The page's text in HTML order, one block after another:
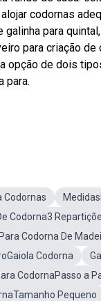
codornas
para
para criação
opção de dois
para.
Codornas
Codorna3
Codorna De
Codorna
CodornaPasso a
Pequeno